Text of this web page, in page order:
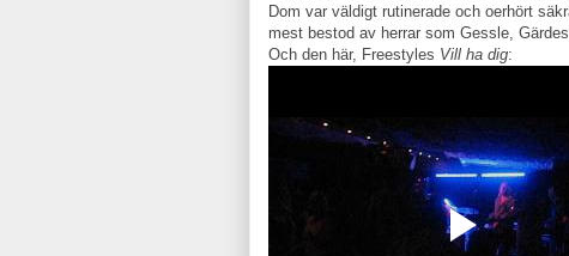
Dom var väldigt rutinerade och oerhört
mest bestod av herrar som Gessle,
Och den här, Freestyles Vill ha dig: